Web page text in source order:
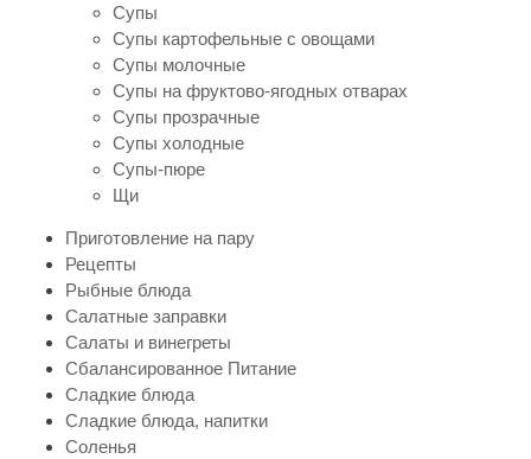
Супы
Супы картофельные с овощами
Супы молочные
Супы на фруктово-ягодных отварах
Супы прозрачные
Супы холодные
Супы-пюре
Щи
Приготовление на пару
Рецепты
Рыбные блюда
Салатные заправки
Салаты и винегреты
Сбалансированное Питание
Сладкие блюда
Сладкие блюда, напитки
Соленья